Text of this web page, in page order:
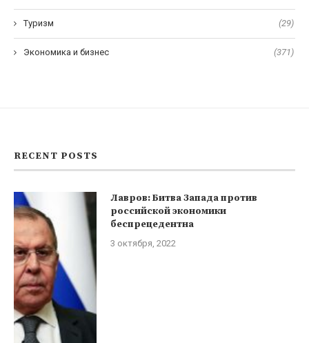
Туризм (29)
Экономика и бизнес (371)
RECENT POSTS
Лавров: Битва Запада против
российской экономики
беспрецедентна
3 октября, 2022